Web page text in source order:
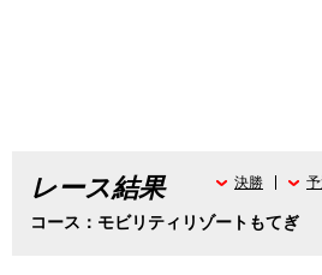
レース結果
コース：モビリティリゾートもてぎ
決勝